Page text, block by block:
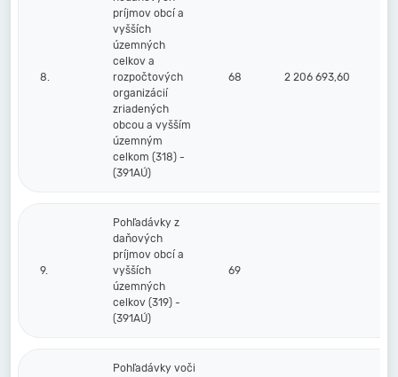
8.
príjmov obcí a
vyšších
územných
celkov a
rozpočtových
organizácií
zriadených
obcou a vyšším
územným
celkom (318) -
(391AÚ)
68 2 206 693,60
9.
Pohľadávky z
daňových
príjmov obcí a
vyšších
územných
celkov (319) -
(391AÚ)
69
Pohľadávky voči